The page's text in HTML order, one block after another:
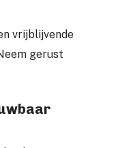
vrijblijvende
gerust